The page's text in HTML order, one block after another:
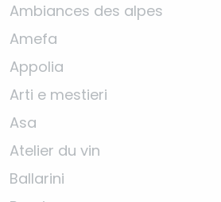
Ambiances des alpes
Amefa
Appolia
Arti e mestieri
Asa
Atelier du vin
Ballarini